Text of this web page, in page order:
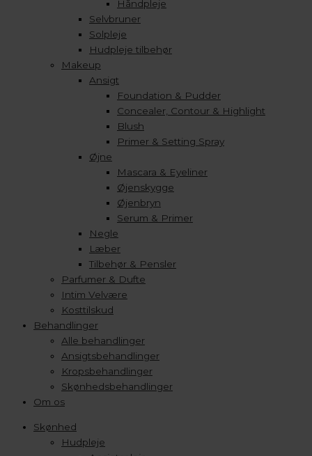
Håndpleje
Selvbruner
Solpleje
Hudpleje tilbehør
Makeup
Ansigt
Foundation & Pudder
Concealer, Contour & Highlight
Blush
Primer & Setting Spray
Øjne
Mascara & Eyeliner
Øjenskygge
Øjenbryn
Serum & Primer
Negle
Læber
Tilbehør & Pensler
Parfumer & Dufte
Intim Velvære
Kosttilskud
Behandlinger
Alle behandlinger
Ansigtsbehandlinger
Kropsbehandlinger
Skønhedsbehandlinger
Om os
Skønhed
Hudpleje